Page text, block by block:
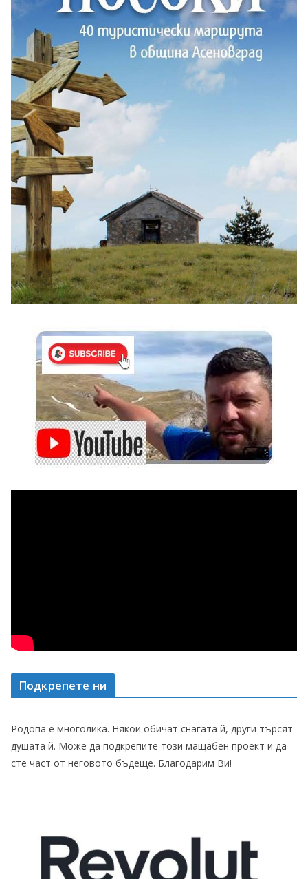
Подкрепете ни
Родопа е многолика. Някои обичат снагата й, други търсят
душата й. Може да подкрепите този мащабен проект и да
сте част от неговото бъдеще. Благодарим Ви!